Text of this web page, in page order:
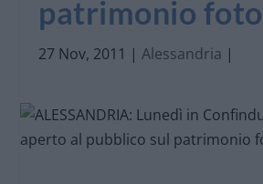
patrimonio
27 Nov, 2011 |Alessandria |